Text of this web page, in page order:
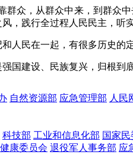
群众，从群众中来，到群众
，践行全过程人民民主，听
和人民在一起，有很多历史
国建设、民族复兴，归根到
自然资源部 应急管理部 人民
科技部 工业和信息化部 国家民
康委员会 退役军人事务部 应